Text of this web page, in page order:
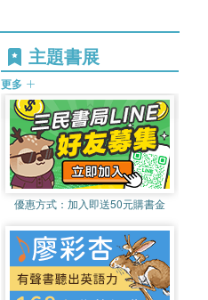
主題書展
更多
優惠方式： 加入即送50元購書金